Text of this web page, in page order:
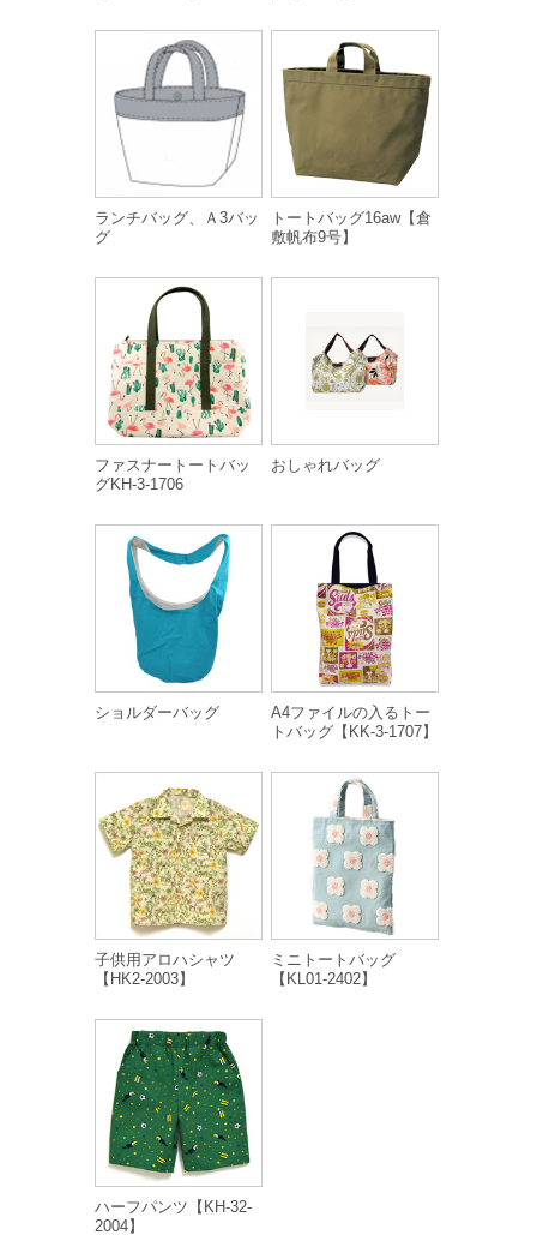
ランチバッグ、Ａ3バッ
グ
トートバッグ16aw【倉
敷帆布9号】
ファスナートートバッ
グKH-3-1706
おしゃれバッグ
ショルダーバッグ
A4ファイルの入るトー
トバッグ【KK-3-1707】
子供用アロハシャツ
【HK2-2003】
ミニトートバッグ
【KL01-2402】
ハーフパンツ【KH-32-
2004】